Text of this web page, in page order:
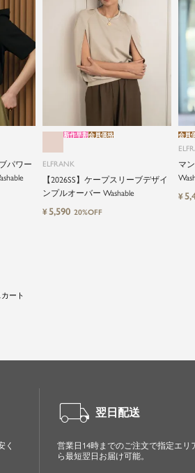
パワー
ELFRANK
【2026SS】ケープスリーブデザイ
ンプルオーバー Washable
新作早割会員価格
¥5,590 20%OFF
マ
会員
¥
ート
く
local_shipping 翌日配送
営業日14時までのご注文で指定エリ
ら最短翌日お届け可能。